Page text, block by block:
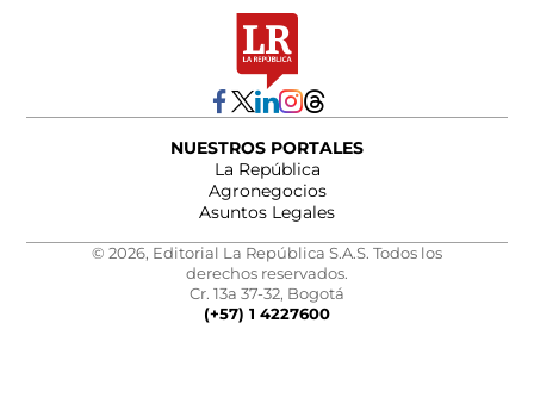
NUESTROS PORTALES
La República
Agronegocios
Asuntos Legales
© 2026, Editorial La República S.A.S. Todos los
derechos reservados.
Cr. 13a 37-32, Bogotá
(+57) 1 4227600